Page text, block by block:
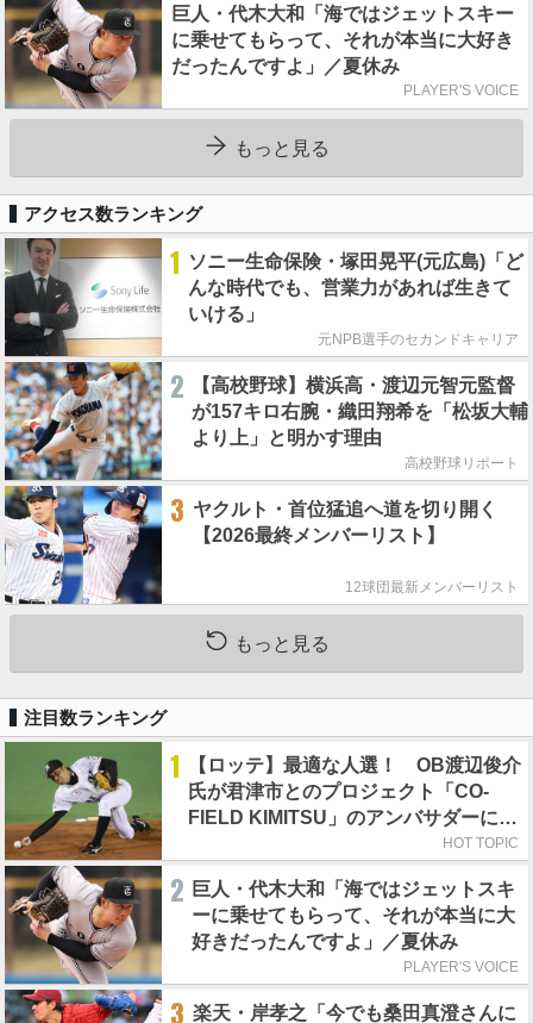
巨人・代木大和「海ではジェットスキー
に乗せてもらって、それが本当に大好き
だったんですよ」／夏休み
PLAYER'S VOICE
もっと見る
アクセス数ランキング
1 ソニー生命保険・塚田晃平(元広島)「ど
んな時代でも、営業力があれば生きて
いける」
元NPB選手のセカンドキャリア
2
【高校野球】横浜高・渡辺元智元監督
が157キロ右腕・織田翔希を「松坂大輔
より上」と明かす理由
高校野球リポート
3 ヤクルト・首位猛追へ道を切り開く
【2026最終メンバーリスト】
12球団最新メンバーリスト
もっと見る
注目数ランキング
1
【ロッテ】最適な人選！ OB渡辺俊介
氏が君津市とのプロジェクト「CO-
FIELD KIMITSU」のアンバサダーに就
HOT TOPIC
2 巨人・代木大和「海ではジェットスキ
ーに乗せてもらって、それが本当に大
好きだったんですよ」／夏休み
PLAYER'S VOICE
3 楽天・岸孝之「今でも桑田真澄さんに